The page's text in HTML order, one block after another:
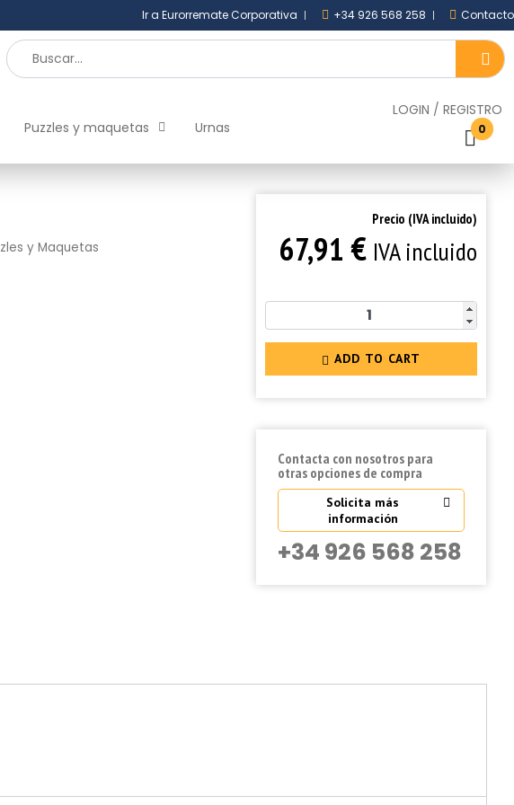
Ir a Eurorremate Corporativa +34 926 568 258 Contacto
Puzzles y maquetas Urnas
LOGIN / REGISTRO
0
y Maquetas
Precio (IVA incluido)
67,91€ IVA incluido
ADD TO CART
Contacta con nosotros para
otras opciones de compra
Solicita más
información
+34 926 568 258